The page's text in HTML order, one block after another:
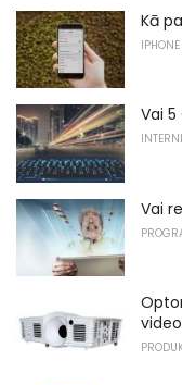
Kā
Vai 5
Vai